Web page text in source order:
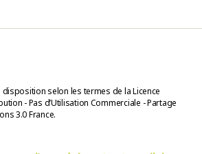
selon les termes de la Licence
- Pas d’Utilisation Commerciale - Partage
3.0 France.